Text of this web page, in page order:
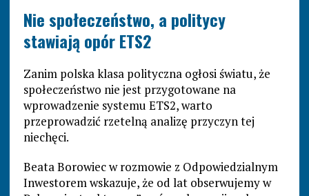
Nie społeczeństwo, a politycy
stawiają opór ETS2
Zanim polska klasa polityczna ogłosi światu, że
społeczeństwo nie jest przygotowane na
wprowadzenie systemu ETS2, warto
przeprowadzić rzetelną analizę przyczyn tej
niechęci.
Beata Borowiec w rozmowie z Odpowiedzialnym
Inwestorem wskazuje, że od lat obserwujemy w